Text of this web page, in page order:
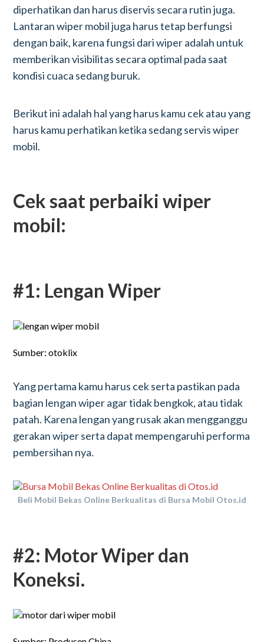
diperhatikan dan harus diservis secara rutin juga.
Lantaran wiper mobil juga harus tetap berfungsi
dengan baik, karena fungsi dari wiper adalah untuk
memberikan visibilitas secara optimal pada saat
kondisi cuaca sedang buruk.
Berikut ini adalah hal yang harus kamu cek atau yang
harus kamu perhatikan ketika sedang servis wiper
mobil.
Cek saat perbaiki wiper
mobil:
#1: Lengan Wiper
Sumber: otoklix
Yang pertama kamu harus cek serta pastikan pada
bagian lengan wiper agar tidak bengkok, atau tidak
patah. Karena lengan yang rusak akan mengganggu
gerakan wiper serta dapat mempengaruhi performa
pembersihan nya.
Beli Mobil Bekas Online Berkualitas di Bursa Mobil Otos.id
#2: Motor Wiper dan
Koneksi.